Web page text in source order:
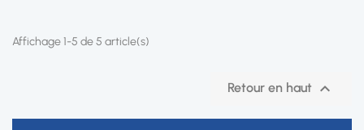
Affichage 1-5 de 5 article(s)
Retour en haut 